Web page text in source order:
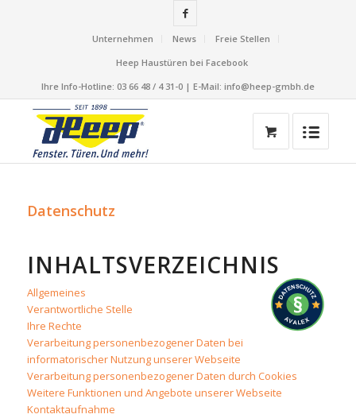
Unternehmen News
Freie Stellen
Heep Haustüren bei Facebook
Ihre Info-Hotline: 03 66 48 / 4 31-0 | E-Mail: info@heep-gmbh.de
Datenschutz
INHALTSVERZEICHNIS
Allgemeines
Verantwortliche Stelle
Ihre Rechte
Verarbeitung personenbezogener Daten bei
informatorischer Nutzung unserer Webseite
Verarbeitung personenbezogener Daten durch Cookies
Weitere Funktionen und Angebote unserer Webseite
Kontaktaufnahme